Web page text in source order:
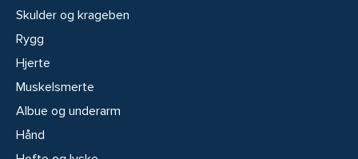
Skulder og krageben
Rygg
Hjerte
Muskelsmerte
Albue og underarm
Hånd